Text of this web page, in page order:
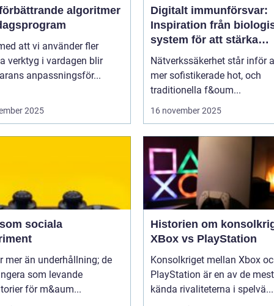
algoritmer
att vi använder fler
verktyg i vardagen blir
anpassningsför...
2025
Digitalt immunförsvar:
Inspiration från
system för att stärka
nätverkssäkerhet
Nätverkssäkerhet står inför
mer sofistikerade hot, och
traditionella f&oum...
16 november 2025
sociala
mer än underhållning; de
som levande
för m&aum...
Historien om
XBox vs PlayStation
Konsolkriget mellan Xbox
PlayStation är en av de mest
kända rivaliteterna i spelvä...